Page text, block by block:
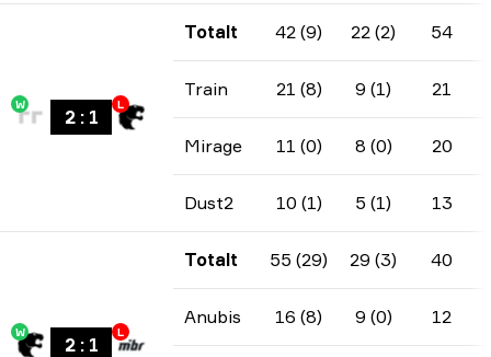
W
2: 1
L
Totalt 42 (9) 22 (2) 54
Train 21 (8) 9 (1) 21
Mirage 11 (0) 8 (0) 20
Dust2 10 (1) 5 (1) 13
W
2: 1
L
Totalt 55 (29) 29 (3) 40
Anubis 16 (8) 9 (0) 12